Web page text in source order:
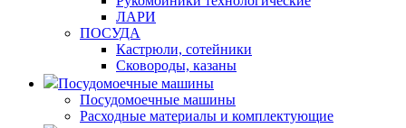
ЛАРИ
ПОСУДА
Кастрюли, сотейники
Сковороды, казаны
Посудомоечные машины
Посудомоечные машины
Расходные материалы и комплектующие